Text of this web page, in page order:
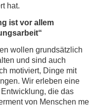
hat.
ist vor allem
wollen grundsätzlich
und sind auch
motiviert, Dinge mit
Wir erleben eine
die das
von Menschen